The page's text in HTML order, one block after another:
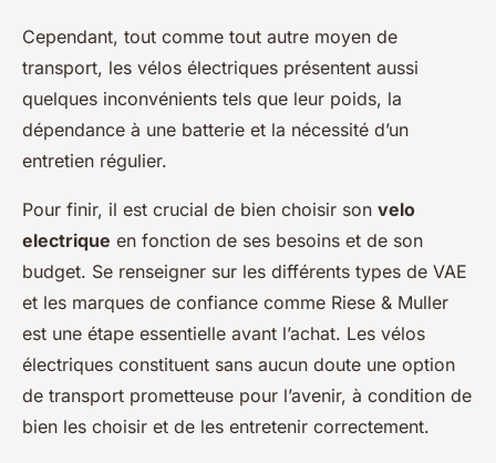
Cependant, tout comme tout autre moyen de
transport, les vélos électriques présentent aussi
quelques inconvénients tels que leur poids, la
dépendance à une batterie et la nécessité d’un
entretien régulier.
Pour finir, il est crucial de bien choisir son velo
electrique en fonction de ses besoins et de son
budget. Se renseigner sur les différents types de VAE
et les marques de confiance comme Riese & Muller
est une étape essentielle avant l’achat. Les vélos
électriques constituent sans aucun doute une option
de transport prometteuse pour l’avenir, à condition de
bien les choisir et de les entretenir correctement.